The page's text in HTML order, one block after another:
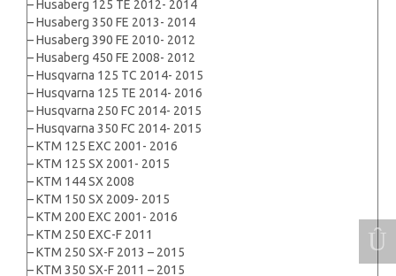
– Husaberg 125 TE 2012- 2014
– Husaberg 350 FE 2013- 2014
– Husaberg 390 FE 2010- 2012
– Husaberg 450 FE 2008- 2012
– Husqvarna 125 TC 2014- 2015
– Husqvarna 125 TE 2014- 2016
– Husqvarna 250 FC 2014- 2015
– Husqvarna 350 FC 2014- 2015
– KTM 125 EXC 2001- 2016
– KTM 125 SX 2001- 2015
– KTM 144 SX 2008
– KTM 150 SX 2009- 2015
– KTM 200 EXC 2001- 2016
– KTM 250 EXC-F 2011
– KTM 250 SX-F 2013 – 2015
– KTM 350 SX-F 2011 – 2015